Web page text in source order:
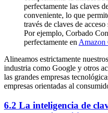
perfectamente las claves
conveniente, lo que
través de claves de
Por ejemplo, Corbado
perfectamente en Amazon
Alineamos estrictamente
industria como Google y otros
las grandes empresas
empresas orientadas al
6.2 La inteligencia de